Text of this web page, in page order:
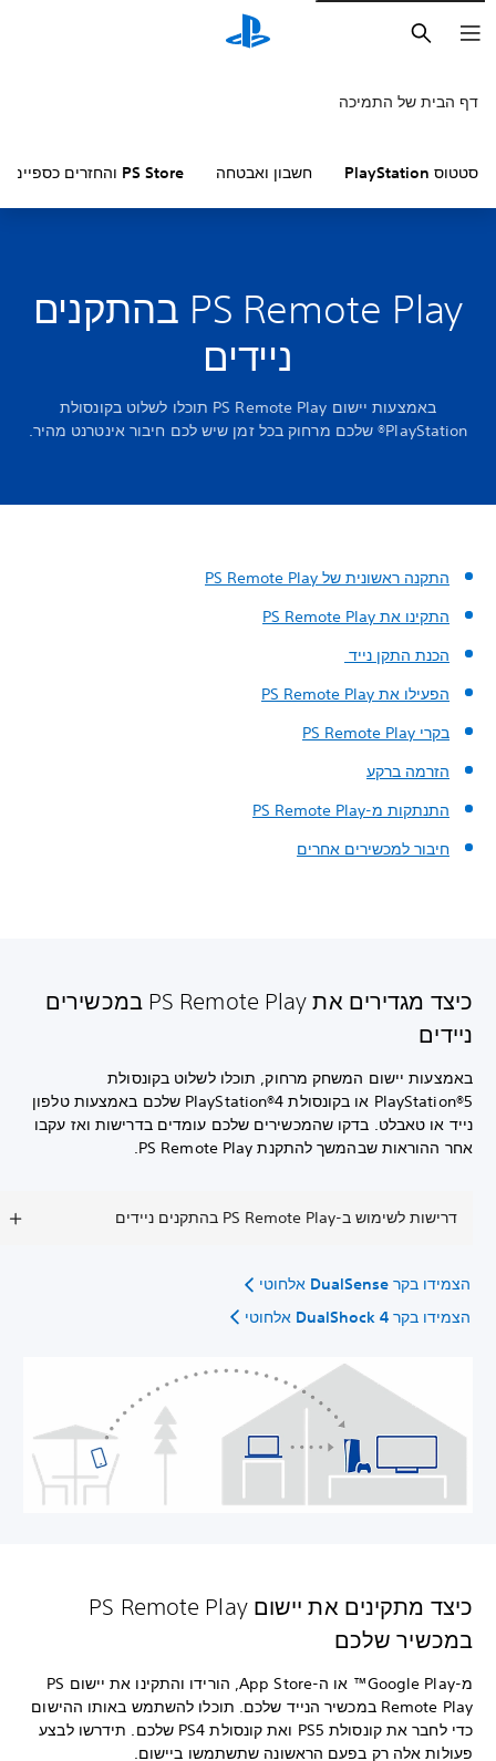
חיפוש
דף הבית של התמיכה
סטטוס PlayStation חשבון ואבטחה PS Store והחזרים כספיים
PS Remote Play בהתקנים
ניידים
באמצעות יישום PS Remote Play תוכלו לשלוט בקונסולת
PlayStation® שלכם מרחוק בכל זמן שיש לכם חיבור אינטרנט מהיר.
התקנה ראשונית של PS Remote Play
התקינו את PS Remote Play
הכנת התקן נייד
הפעילו את PS Remote Play
בקרי PS Remote Play
הזרמה ברקע
התנתקות מ-PS Remote Play
חיבור למכשירים אחרים
כיצד מגדירים את PS Remote Play במכשירים
ניידים
באמצעות יישום המשחק מרחוק, תוכלו לשלוט בקונסולת
PlayStation®5‏ או בקונסולת PlayStation®4‏ שלכם באמצעות טלפון
נייד או טאבלט. בדקו שהמכשירים שלכם עומדים בדרישות ואז עקבו
אחר ההוראות שבהמשך להתקנת PS Remote Play.
דרישות לשימוש ב-PS Remote Play בהתקנים ניידים
הצמידו בקר DualSense אלחוטי
הצמידו בקר DualShock 4 אלחוטי
כיצד מתקינים את יישום PS Remote Play
במכשיר שלכם
מ-Google Play™ או ה-App Store, הורידו והתקינו את יישום PS
Remote Play במכשיר הנייד שלכם. תוכלו להשתמש באותו ההישום
כדי לחבר את קונסולת PS5 ואת קונסולת PS4 שלכם. תידרשו לבצע
פעולות אלה רק בפעם הראשונה שתשתמשו ביישום.